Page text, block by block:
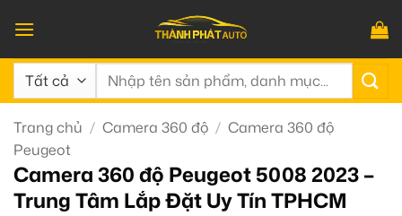
qua
nội
dung
Tìm
Trang chủ / Camera 360 độ / Camera 360 độ
Peugeot
Camera 360 độ Peugeot 5008 2023 –
Trung Tâm Lắp Đặt Uy Tín TPHCM